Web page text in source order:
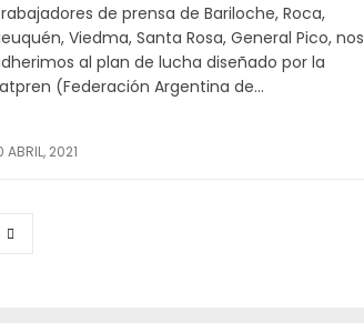
de prensa de Bariloche, Roca,
Viedma, Santa Rosa, General Pico, nos
al plan de lucha diseñado por la
(Federación Argentina de...
ABRIL, 2021